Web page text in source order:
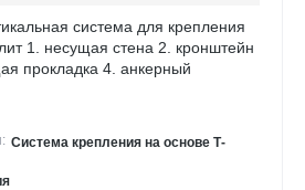
система для крепления
1. несущая стена 2. кронштейн
прокладка 4. анкерный
Система крепления на основе Т-